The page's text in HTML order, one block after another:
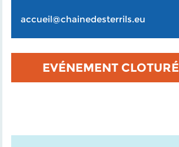
accueil@chainedesterrils.eu
EVÉNEMENT CLOTURÉ